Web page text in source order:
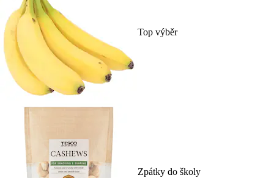
Top výběr
Zpátky do školy